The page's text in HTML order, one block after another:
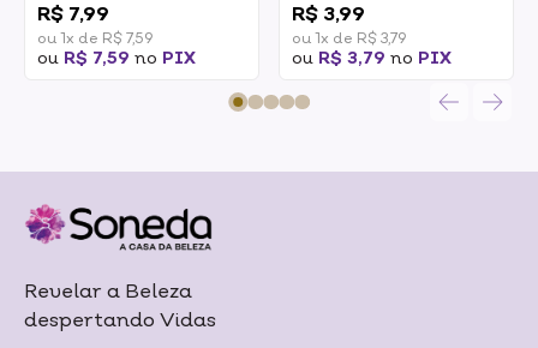
R$ 7,99
ou 1x de R$ 7,59
ou R$ 7,59 no PIX
R$ 3,99
ou 1x de R$ 3,79
ou R$ 3,79 no PIX
Revelar a Beleza
despertando Vidas